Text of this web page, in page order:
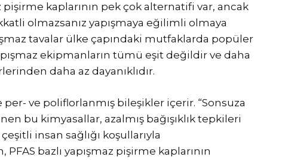
kaplarının pek çok alternatifi var, ancak
olmazsanız yapışmaya eğilimli olmaya
tavalar ülke çapındaki mutfaklarda popüler
ekipmanların tümü eşit değildir ve daha
daha az dayanıklıdır.
ve poliflorlanmış bileşikler içerir. “Sonsuza
bu kimyasallar, azalmış bağışıklık tepkileri
insan sağlığı koşullarıyla
bazlı yapışmaz pişirme kaplarının